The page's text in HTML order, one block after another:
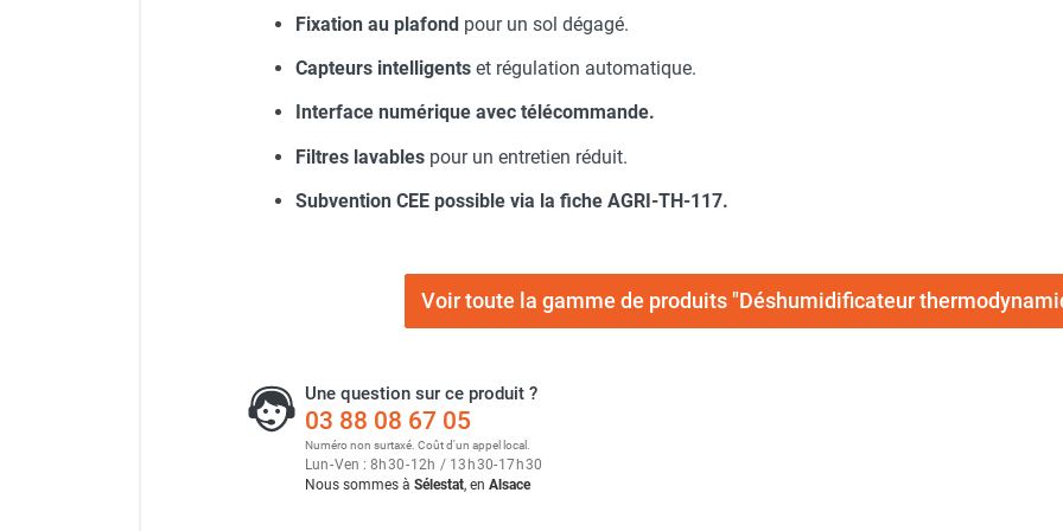
Chauffage électrique infrarouge
Chauffage électrique par convection
Chauffage fioul soufflant avec
cheminée et réservoir intégré
cheminée à raccorder sur citerne
Chauffage mobile au gaz à
combustion directe
Chauffage mobile au gaz à
combustion indirecte
Fixation au plafond pour un sol dégagé.
Capteurs intelligents et régulation automatique.
Interface numérique avec télécommande.
Filtres lavables pour un entretien réduit.
Subvention CEE possible via la fiche AGRI-TH-117.
Voir toute la gamme de produits "Déshumidificateur
Une question sur ce produit ?
03 88 08 67 05
Numéro non surtaxé. Coût d'un appel local.
Lun-Ven : 8h30-12h / 13h30-17h30
Nous sommes à Sélestat, en Alsace